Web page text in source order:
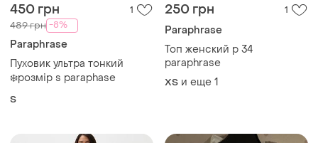
450 грн 1
489 грн -8%
Paraphrase
Пуховик ультра тонкий
❄️розмір s paraphase
S
250 грн 1
Paraphrase
Топ женский р 34
paraphrase
ХS и еще 1